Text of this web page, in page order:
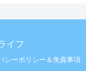
イフ
シーポリシー＆免責事項